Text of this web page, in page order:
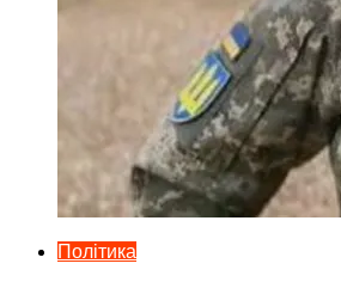
Політика